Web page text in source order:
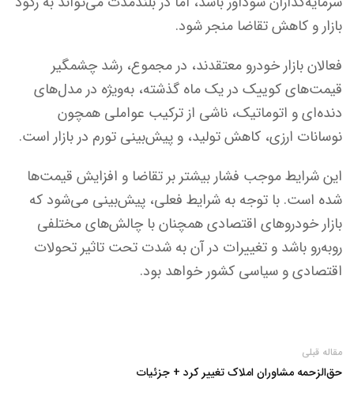
بازار و کاهش تقاضا منجر شود.
فعالان بازار خودرو معتقدند، در مجموع، رشد چشمگیر
قیمت‌های کوییک در یک ماه گذشته، به‌ویژه در مدل‌های
دنده‌ای و اتوماتیک، ناشی از ترکیب عواملی همچون
نوسانات ارزی، کاهش تولید، و پیش‌بینی تورم در بازار است.
این شرایط موجب فشار بیشتر بر تقاضا و افزایش قیمت‌ها
شده است. با توجه به شرایط فعلی، پیش‌بینی می‌شود که
بازار خودروهای اقتصادی همچنان با چالش‌های مختلفی
روبه‌رو باشد و تغییرات در آن به شدت تحت تاثیر تحولات
اقتصادی و سیاسی کشور خواهد بود.
مقاله قبلی
حق‌الزحمه مشاوران املاک تغییر کرد + جزئیات